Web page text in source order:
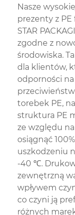
Nasze
prezenty z PE
STAR
zgodne z
środowiska.
dla klientów,
odporności
torebek PE,
struktura PE
ze względu
osiągnąć
uszkodzeniu
-40 ℃.
zewnętrzną
wpływem
co czyni ją
różnych